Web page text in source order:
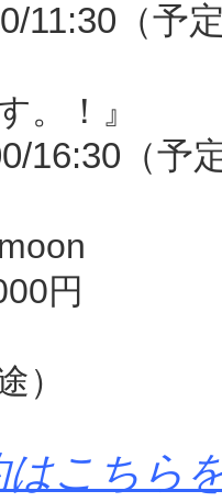
11:30（予
。！』
16:30（予
円
）
はこちら